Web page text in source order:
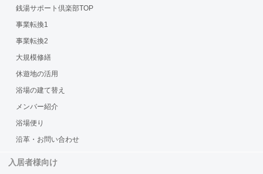
銭湯サポート倶楽部TOP
事業転換1
事業転換2
大規模修繕
休遊地の活用
浴場の建て替え
メンバー紹介
浴場便り
沿革・お問い合わせ
入居者様向け